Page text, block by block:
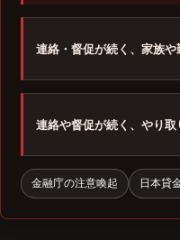
連絡・督促が続く、家族
連絡や督促が続く、やり
金融庁の注意喚起 日本貸